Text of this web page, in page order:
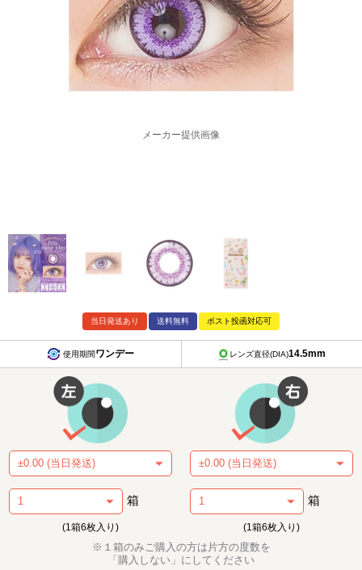
当日発送あり 送料無料 ポスト投函対応可
使用期間ワンデー レンズ直径(DIA)14.5mm
箱
(1箱6枚入り)
箱
(1箱6枚入り)
※１箱のみご購入の方は片方の度数を
「購入しない」にしてください